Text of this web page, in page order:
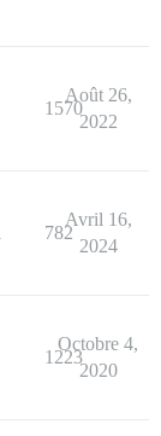
1570
Août 26,
2022
782
Avril 16,
2024
1223
Octobre 4,
2020